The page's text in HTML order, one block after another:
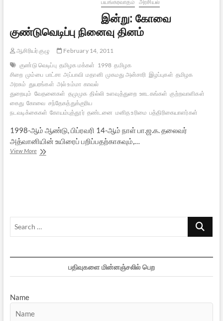
பயங்கரவாதம் அரசியல்
இன்று: கோவை
குண்டுவெடிப்பு நினைவு தினம்
ஆசிரியர் குழு
February 14, 2011
குண்டு வெடிப்பு தமிழக மக்கள் 1998 தமிழக
சிறை மும்பை பாட்சா அப்பாவி மதானி முகமது அன்சாரி இழப்புகள் தமிழக
அரசும் துயரங்கள் அல் உம்மா காவல்
துறையும் வேதனைகள் தமுமுக தில்லி உளவுத்துறை ஊடகங்கள் குற்றவாளிகள்
கைது கோவை சந்தேகத்துக்குரிய
நடவடிக்கைகள் கோயம்புத்தூர் தண்டனை மனித உரிமை பத்திரிகையாளர்கள்
1998-ஆம் ஆண்டு, பிப்ரவரி 14-ஆம் நாள் பா.ஜ.க. தலைவர்
அத்வானியின் உயிரைப் பறிப்பதற்காகவும்,…
View Moreஇன்று:
Search
பதிவுகளை மின்னஞ்சலில் பெற
Name